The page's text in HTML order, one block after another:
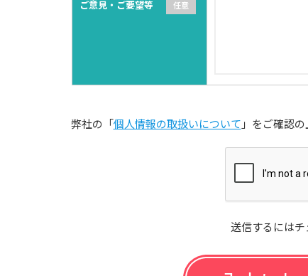
ご意見・ご要望等
弊社の「個人情報の取扱いについて 」をご確認
送信するにはチ